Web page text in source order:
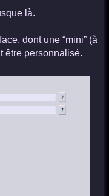
là.
dont une “mini” (à
être personnalisé.